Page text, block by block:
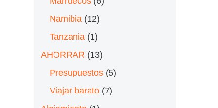
Namibia (12)
Tanzania (1)
AHORRAR (13)
Presupuestos(5)
Viajar barato(7)